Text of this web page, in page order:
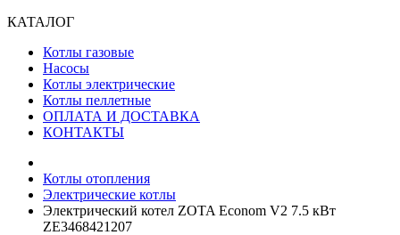
КАТАЛОГ
Котлы газовые
Насосы
Котлы электрические
Котлы пеллетные
ОПЛАТА И ДОСТАВКА
КОНТАКТЫ
Котлы отопления
Электрические котлы
Электрический котел ZOTA Econom V2 7.5 кВт
ZE3468421207